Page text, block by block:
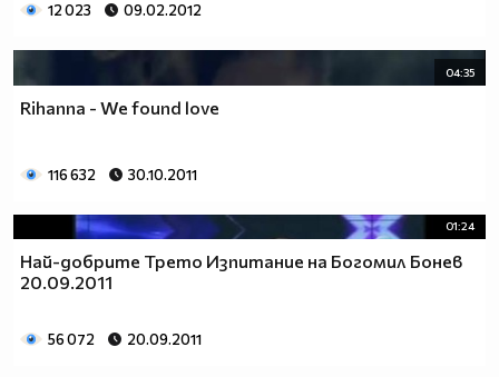
12 023 09.02.2012
04:35
Rihanna - We found love
116 632 30.10.2011
01:24
Най-добрите Трето Изпитание на Богомил Бонев
20.09.2011
56 072 20.09.2011